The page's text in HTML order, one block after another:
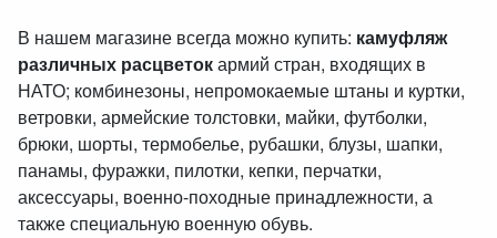
В нашем магазине всегда можно купить: камуфляж
различных расцветокармий стран, входящих в
НАТО; комбинезоны, непромокаемые штаны и куртки,
ветровки, армейские толстовки, майки, футболки,
брюки, шорты, термобелье, рубашки, блузы, шапки,
панамы, фуражки, пилотки, кепки, перчатки,
аксессуары, военно-походные принадлежности, а
также специальную военную обувь.